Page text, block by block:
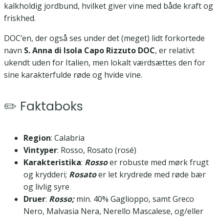
kalkholdig jordbund, hvilket giver vine med både kraft og
friskhed.
DOC’en, der også ses under det (meget) lidt forkortede
navn S. Anna di Isola Capo Rizzuto DOC, er relativt
ukendt uden for Italien, men lokalt værdsættes den for
sine karakterfulde røde og hvide vine.
✏️ Faktaboks
Region: Calabria
Vintyper: Rosso, Rosato (rosé)
Karakteristika: Rossoer robuste med mørk frugt
og krydderi; Rosatoer let krydrede med røde bær
og livlig syre
Druer: Rosso;min. 40% Gaglioppo, samt Greco
Nero, Malvasia Nera, Nerello Mascalese, og/eller